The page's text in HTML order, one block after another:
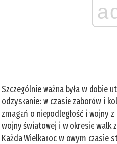
Szczególnie ważna była w dobie
odzyskanie: w czasie zaborów i
zmagań o niepodległość i wojny
wojny światowej i w okresie walk
Każda Wielkanoc w owym czasie